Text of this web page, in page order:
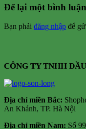
Để lại một bình luận
Bạn phải đăng nhập để
CÔNG TY TNHH
Địa chỉ miền Bắc:
An Khánh, TP. Hà Nội
Địa chỉ miền Nam: Số